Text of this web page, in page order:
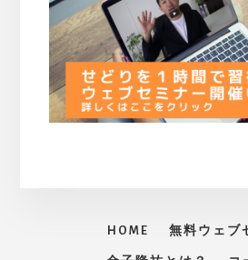
HOME 無料ウェブ